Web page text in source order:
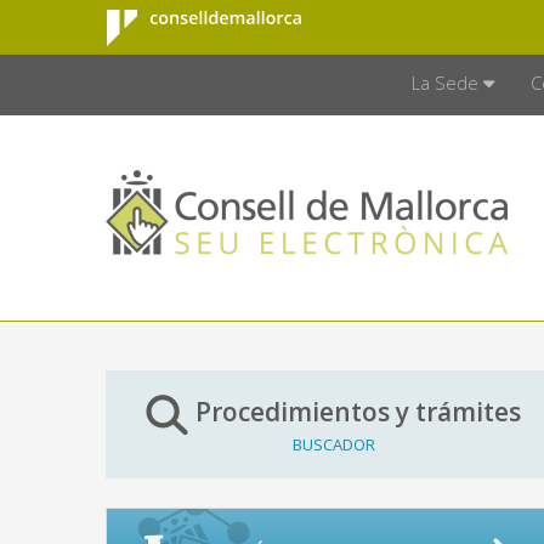
Saltar al contenido principal
Consell de
Mallorca
La Sede
Procedimientos y trámites
BUSCADOR